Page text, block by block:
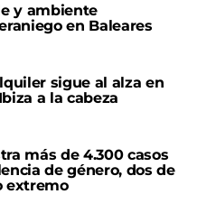
y ambiente
en Baleares
sigue al alza en
a la cabeza
más de 4.300 casos
de género, dos de
extremo